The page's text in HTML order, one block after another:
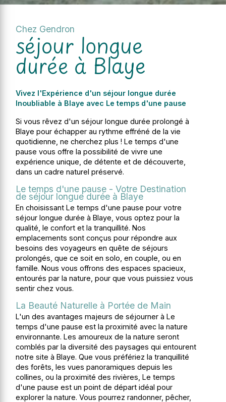
Chez Gendron
séjour longue
durée à Blaye
Vivez l'Expérience d'un séjour longue durée
Inoubliable à Blaye avec Le temps d'une pause
Si vous rêvez d'un séjour longue durée prolongé à
Blaye pour échapper au rythme effréné de la vie
quotidienne, ne cherchez plus ! Le temps d'une
pause vous offre la possibilité de vivre une
expérience unique, de détente et de découverte,
dans un cadre naturel préservé.
Le temps d'une pause - Votre Destination
de séjour longue durée à Blaye
En choisissant Le temps d'une pause pour votre
séjour longue durée à Blaye, vous optez pour la
qualité, le confort et la tranquillité. Nos
emplacements sont conçus pour répondre aux
besoins des voyageurs en quête de séjours
prolongés, que ce soit en solo, en couple, ou en
famille. Nous vous offrons des espaces spacieux,
entourés par la nature, pour que vous puissiez vous
sentir chez vous.
La Beauté Naturelle à Portée de Main
L'un des avantages majeurs de séjourner à Le
temps d'une pause est la proximité avec la nature
environnante. Les amoureux de la nature seront
comblés par la diversité des paysages qui entourent
notre site à Blaye. Que vous préfériez la tranquillité
des forêts, les vues panoramiques depuis les
collines, ou la proximité des rivières, Le temps
d'une pause est un point de départ idéal pour
explorer la nature. Vous pourrez randonner, pêcher,